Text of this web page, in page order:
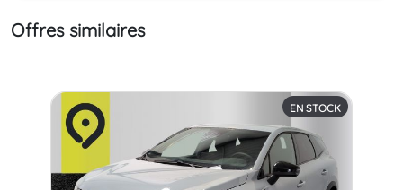
Offres similaires
EN STOCK